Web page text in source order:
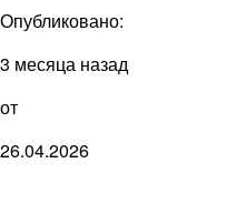
Опубликовано:
3 месяца назад
от
26.04.2026